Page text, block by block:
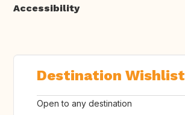
Accessibility
Destination Wishlist
Open to any destination